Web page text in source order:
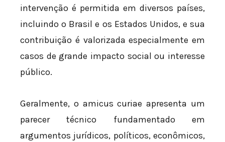
intervenção é permitida em diversos países,
incluindo o Brasil e os Estados Unidos, e sua
contribuição é valorizada especialmente em
casos de grande impacto social ou interesse
público.
Geralmente, o amicus curiae apresenta um
parecer técnico fundamentado em
argumentos jurídicos, políticos, econômicos,